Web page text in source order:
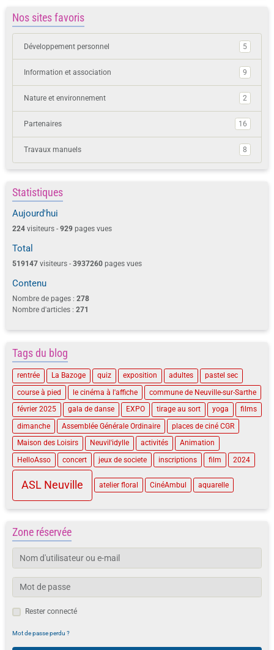
Nos sites favoris
Développement personnel 5
Information et association 9
Nature et environnement 2
Partenaires 16
Travaux manuels 8
Statistiques
Aujourd'hui
224 visiteurs - 929 pages vues
Total
519147 visiteurs - 3937260 pages vues
Contenu
Nombre de pages : 278
Nombre d'articles : 271
Tags du blog
rentrée La Bazoge quiz exposition adultes
pastel sec
course à pied
le cinéma à l'affiche
commune de Neuville-sur-Sarthe
février 2025
gala de danse EXPO tirage au sort yoga
films
dimanche
Assemblée Générale Ordinaire
places de ciné CGR
Maison des Loisirs
Neuvil'idylle activités
Animation
HelloAsso
concert jeux de societe inscriptions film 2024
ASL Neuville atelier floral CinéAmbul aquarelle
Zone réservée
Rester connecté
Mot de passe perdu ?